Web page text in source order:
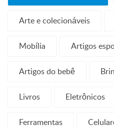
Arte e colecionáveis
Mobília Artigos
Artigos do bebê
Livros Eletrônicos
Ferramentas